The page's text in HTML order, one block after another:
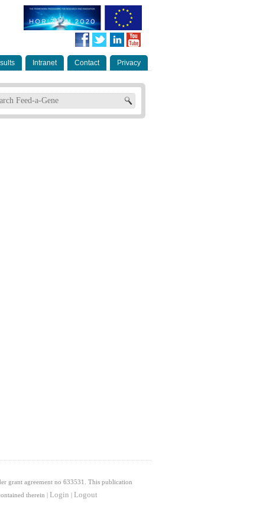
Intranet Contact Privacy
form
grant agreement no 633531. This publication
therein | Login | Logout